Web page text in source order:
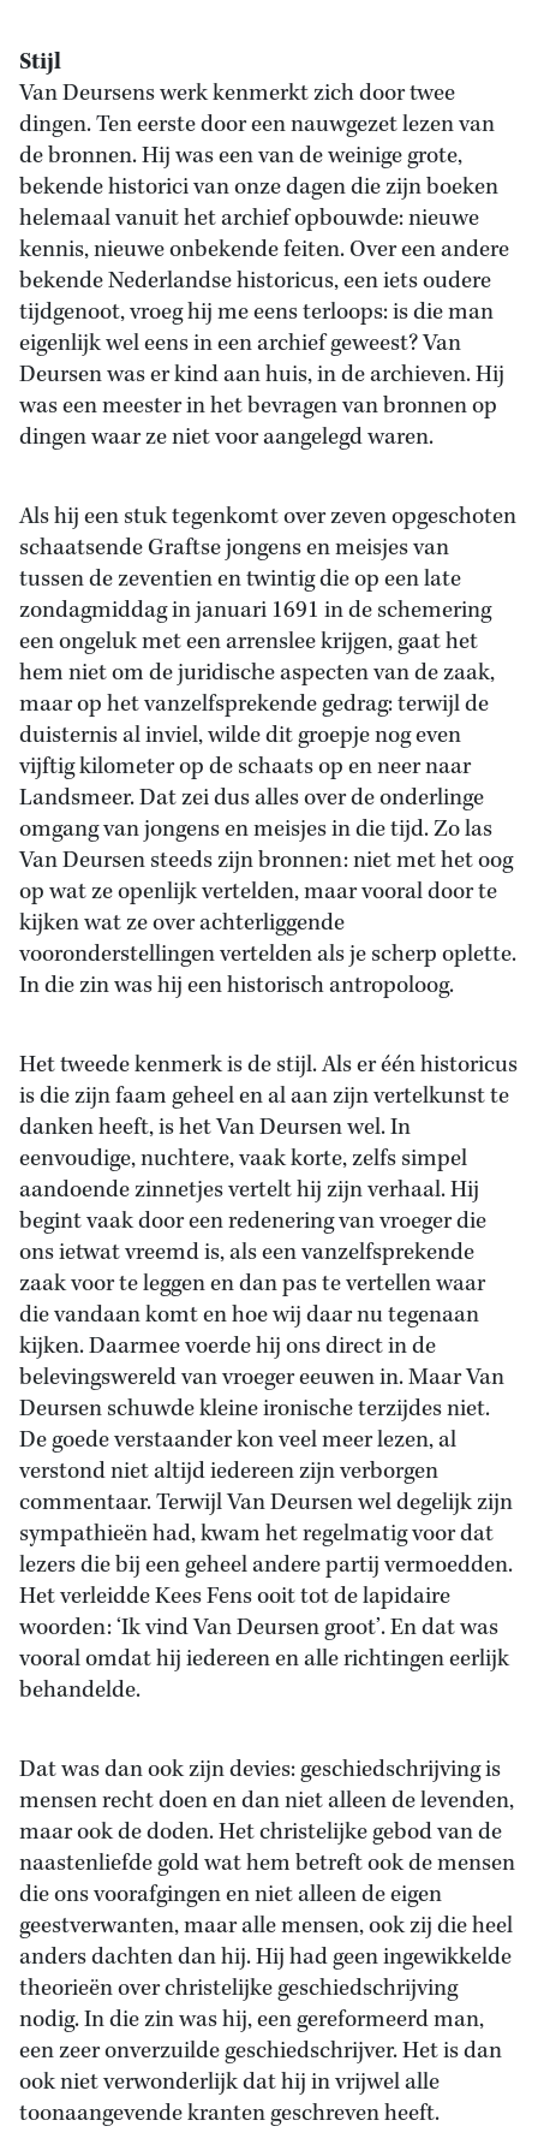
Stijl
Van Deursens werk kenmerkt zich door twee
dingen. Ten eerste door een nauwgezet lezen van
de bronnen. Hij was een van de weinige grote,
bekende historici van onze dagen die zijn boeken
helemaal vanuit het archief opbouwde: nieuwe
kennis, nieuwe onbekende feiten. Over een andere
bekende Nederlandse historicus, een iets oudere
tijdgenoot, vroeg hij me eens terloops: is die man
eigenlijk wel eens in een archief geweest? Van
Deursen was er kind aan huis, in de archieven. Hij
was een meester in het bevragen van bronnen op
dingen waar ze niet voor aangelegd waren.
Als hij een stuk tegenkomt over zeven opgeschoten
schaatsende Graftse jongens en meisjes van
tussen de zeventien en twintig die op een late
zondagmiddag in januari 1691 in de schemering
een ongeluk met een arrenslee krijgen, gaat het
hem niet om de juridische aspecten van de zaak,
maar op het vanzelfsprekende gedrag: terwijl de
duisternis al inviel, wilde dit groepje nog even
vijftig kilometer op de schaats op en neer naar
Landsmeer. Dat zei dus alles over de onderlinge
omgang van jongens en meisjes in die tijd. Zo las
Van Deursen steeds zijn bronnen: niet met het oog
op wat ze openlijk vertelden, maar vooral door te
kijken wat ze over achterliggende
vooronderstellingen vertelden als je scherp oplette.
In die zin was hij een historisch antropoloog.
Het tweede kenmerk is de stijl. Als er één historicus
is die zijn faam geheel en al aan zijn vertelkunst te
danken heeft, is het Van Deursen wel. In
eenvoudige, nuchtere, vaak korte, zelfs simpel
aandoende zinnetjes vertelt hij zijn verhaal. Hij
begint vaak door een redenering van vroeger die
ons ietwat vreemd is, als een vanzelfsprekende
zaak voor te leggen en dan pas te vertellen waar
die vandaan komt en hoe wij daar nu tegenaan
kijken. Daarmee voerde hij ons direct in de
belevingswereld van vroeger eeuwen in. Maar Van
Deursen schuwde kleine ironische terzijdes niet.
De goede verstaander kon veel meer lezen, al
verstond niet altijd iedereen zijn verborgen
commentaar. Terwijl Van Deursen wel degelijk zijn
sympathieën had, kwam het regelmatig voor dat
lezers die bij een geheel andere partij vermoedden.
Het verleidde Kees Fens ooit tot de lapidaire
woorden: ‘Ik vind Van Deursen groot’. En dat was
vooral omdat hij iedereen en alle richtingen eerlijk
behandelde.
Dat was dan ook zijn devies: geschiedschrijving is
mensen recht doen en dan niet alleen de levenden,
maar ook de doden. Het christelijke gebod van de
naastenliefde gold wat hem betreft ook de mensen
die ons voorafgingen en niet alleen de eigen
geestverwanten, maar alle mensen, ook zij die heel
anders dachten dan hij. Hij had geen ingewikkelde
theorieën over christelijke geschiedschrijving
nodig. In die zin was hij, een gereformeerd man,
een zeer onverzuilde geschiedschrijver. Het is dan
ook niet verwonderlijk dat hij in vrijwel alle
toonaangevende kranten geschreven heeft.